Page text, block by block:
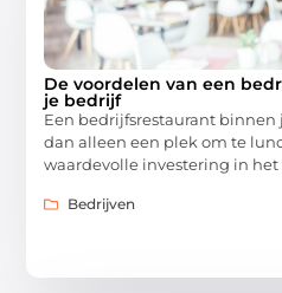
De voordelen van een
je bedrijf
Een bedrijfsrestaurant binnen
dan alleen een plek om te
waardevolle investering in
Bedrijven